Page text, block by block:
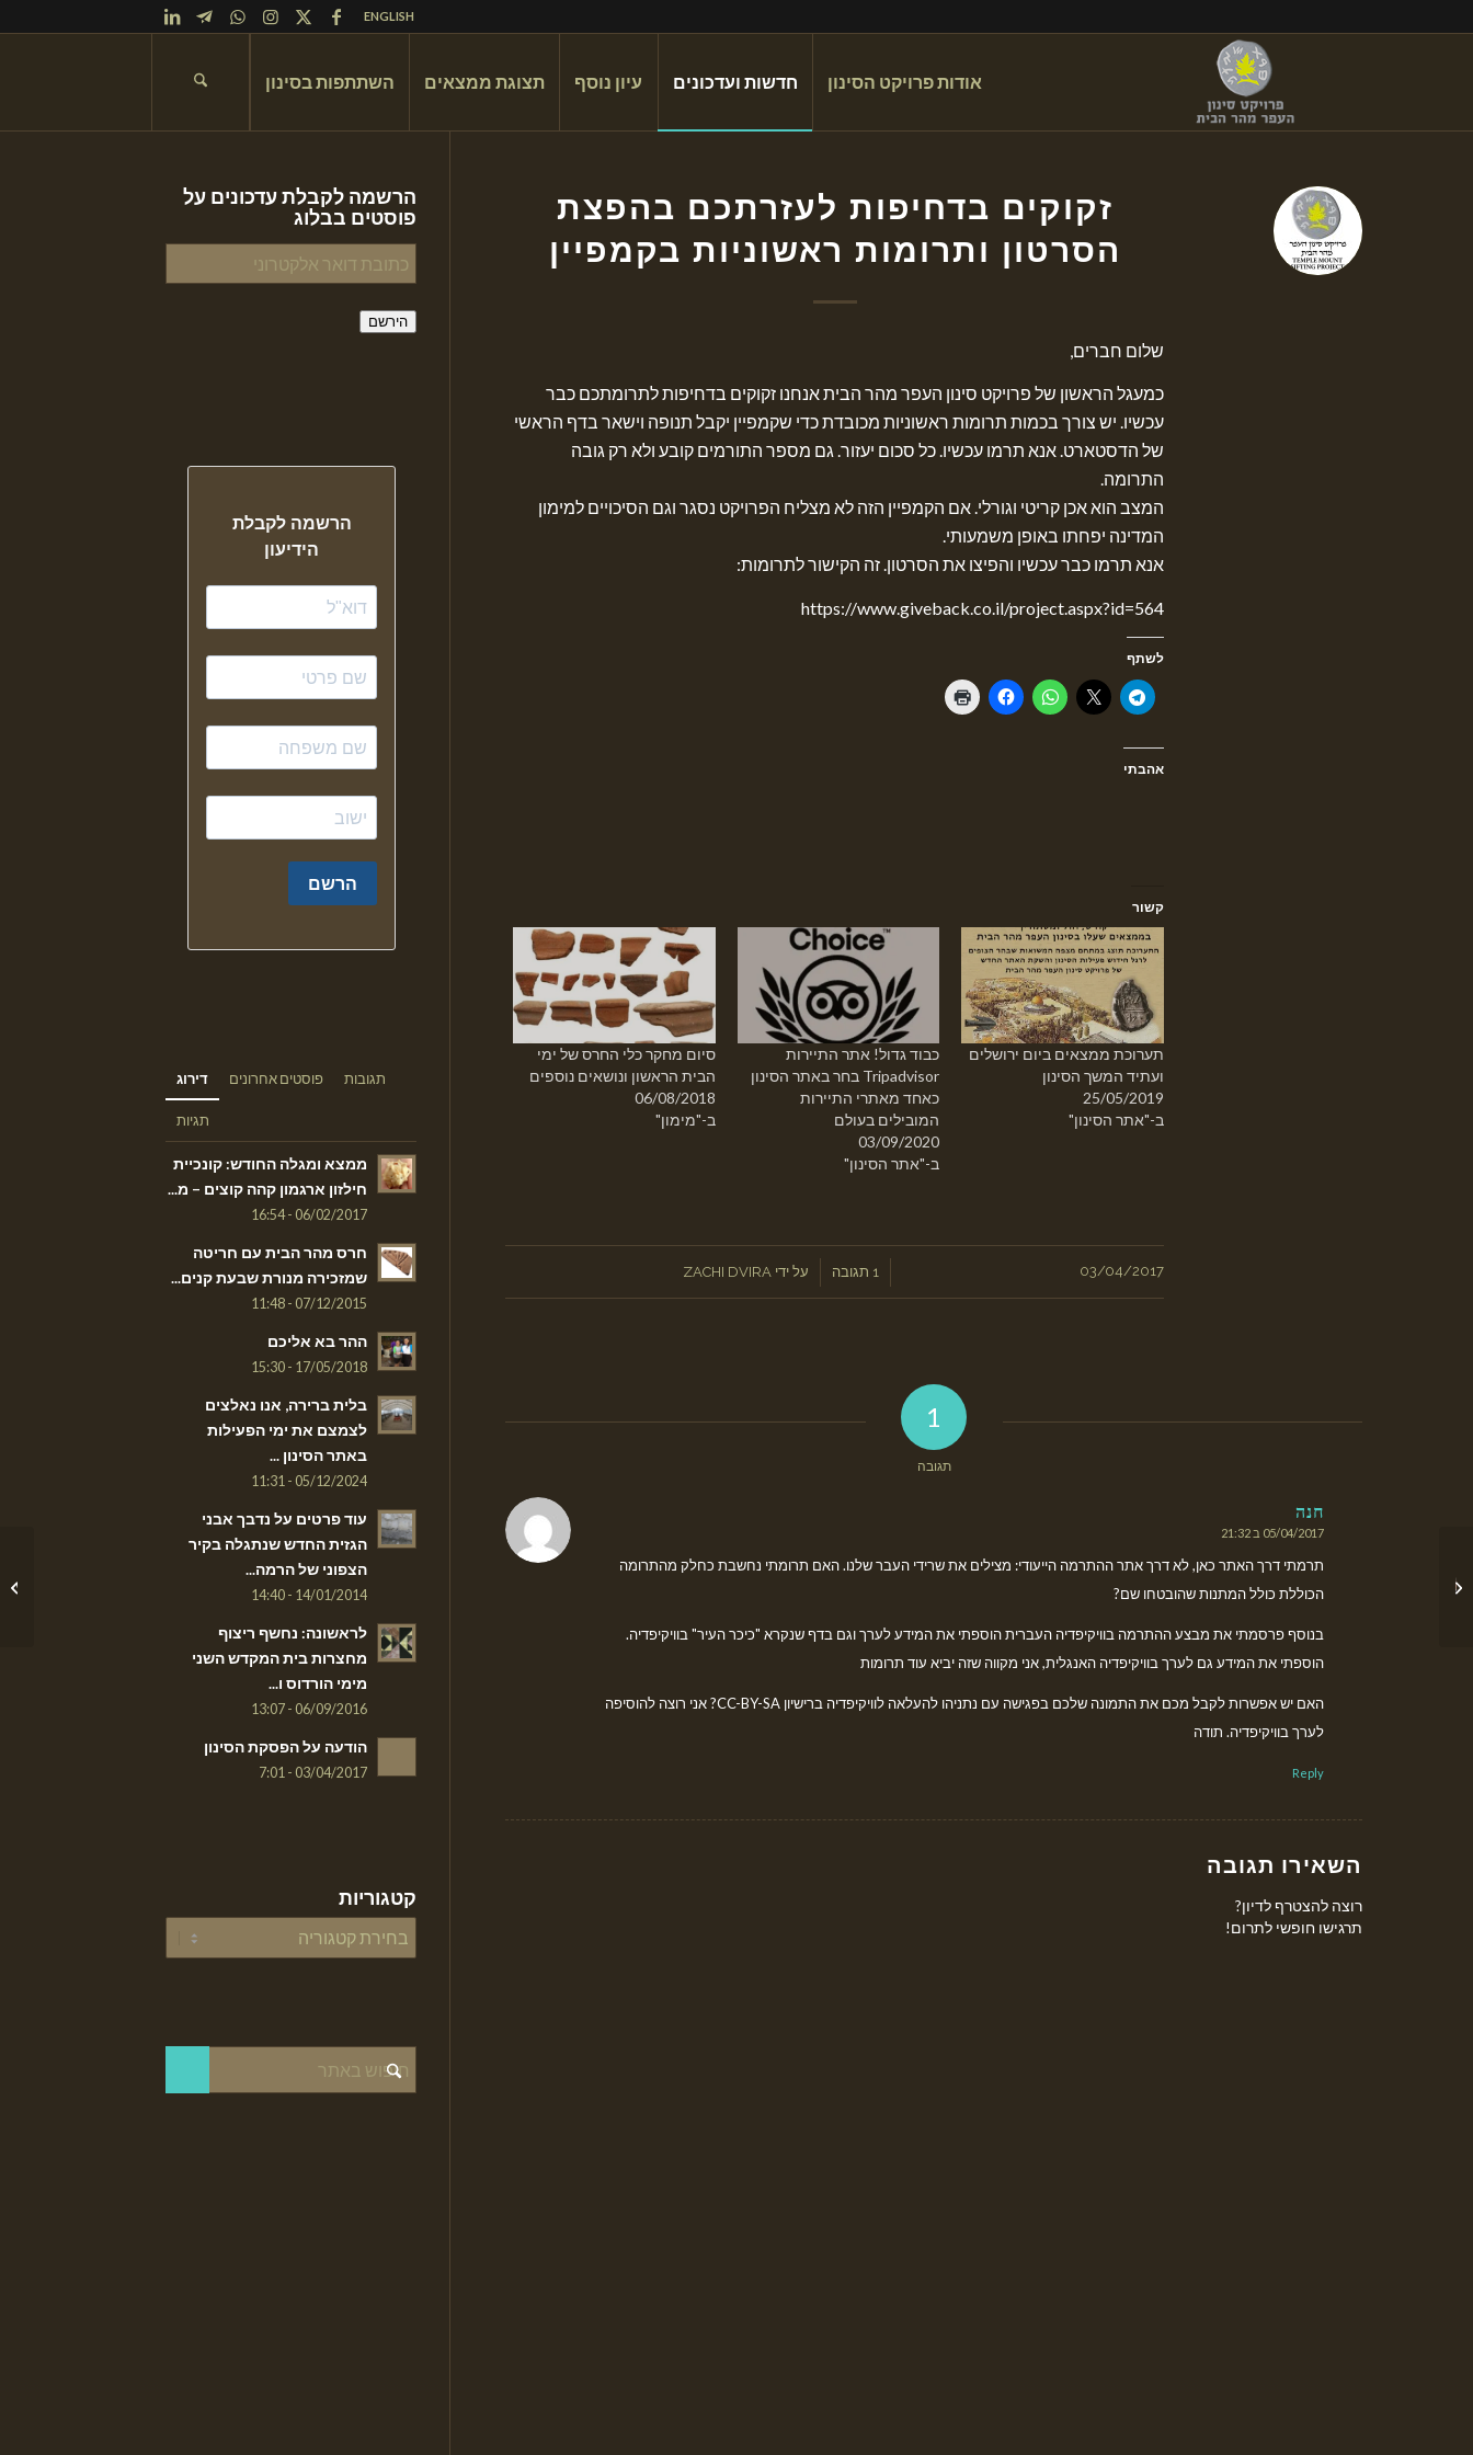
ENGLISH
אודות פרויקט הסינון חדשות ועדכונים עיון נוסף תצוגת ממצאים השתתפות בסינון
זקוקים בדחיפות לעזרתכם בהפצת
הסרטון ותרומות ראשוניות בקמפיין
שלום חברים,
כמעגל הראשון של פרויקט סינון העפר מהר הבית אנחנו זקוקים בדחיפות לתרומתכם כבר
עכשיו. יש צורך בכמות תרומות ראשוניות מכובדת כדי שקמפיין יקבל תנופה וישאר בדף הראשי
של הדסטארט. אנא תרמו עכשיו. כל סכום יעזור. גם מספר התורמים קובע ולא רק גובה
התרומה.
המצב הוא אכן קריטי וגורלי. אם הקמפיין הזה לא מצליח הפרויקט נסגר וגם הסיכויים למימון
המדינה יפחתו באופן משמעותי.
אנא תרמו כבר עכשיו והפיצו את הסרטון. זה הקישור לתרומות:
https://www.giveback.co.il/project.aspx?id=564
לשתף
אהבתי
קשור
תערוכת ממצאים ביום ירושלים
ועתיד המשך הסינון
25/05/2019
ב-"אתר הסינון"
כבוד גדול! אתר התיירות
Tripadvisor בחר באתר הסינון
כאחד מאתרי התיירות
המובילים בעולם
03/09/2020
ב-"אתר הסינון"
סיום מחקר כלי החרס של ימי
הבית הראשון ונושאים נוספים
06/08/2018
ב-"מימון"
03/04/2017 1 תגובה על ידי ZACHI DVIRA
1
תגובה
חנה
אומר:05/04/2017 ב 21:32
תרמתי דרך האתר כאן, לא דרך אתר ההתרמה הייעודי: מצילים את שרידי העבר שלנו. האם תרומתי נחשבת כחלק מהתרומה
הכוללת כולל המתנות שהובטחו שם?
בנוסף פרסמתי את מבצע ההתרמה בוויקיפדיה העברית הוספתי את המידע לערך וגם בדף שנקרא "כיכר העיר" בוויקיפדיה.
הוספתי את המידע גם לערך בוויקיפדיה האנגלית, אני מקווה שזה יביא עוד תרומות
האם יש אפשרות לקבל מכם את התמונה שלכם בפגישה עם נתניהו להעלאה לוויקיפדיה ברישיון CC-BY-SA? אני רוצה להוסיפה
לערך בוויקיפדיה. תודה
Reply
השאירו תגובה
רוצה להצטרף לדיון?
תרגישו חופשי לתרום!
הרשמה לקבלת עדכונים על
פוסטים בבלוג
כתובת
דואר
אלקטרוני
הירשם
דירוג פוסטים אחרונים תגובות
תגיות
ממצא ומגלה החודש: קונכיית
חילזון ארגמון קהה קוצים – מ...
06/02/2017 - 16:54
חרס מהר הבית עם חריטה
שמזכירה מנורת שבעת קנים...
07/12/2015 - 11:48
ההר בא אליכם
17/05/2018 - 15:30
בלית ברירה, אנו נאלצים
לצמצם את ימי הפעילות
באתר הסינון ...
05/12/2024 - 11:31
עוד פרטים על נדבך אבני
הגזית החדש שנתגלה בקיר
הצפוני של הרמה...
14/01/2014 - 14:40
לראשונה: נחשף ריצוף
מחצרות בית המקדש השני
מימי הורדוס ו...
06/09/2016 - 13:07
הודעה על הפסקת הסינון
03/04/2017 - 7:01
קטגוריות
קטגוריות
תגובתינו להודעת ראש
הממשלה מהיום – טרם